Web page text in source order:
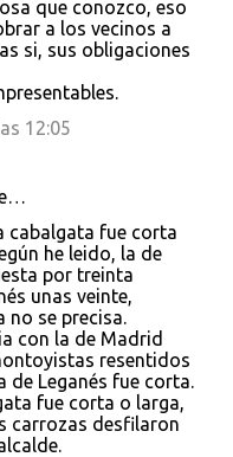
que conozco, eso
a los vecinos a
si, sus obligaciones
12:05
cabalgata fue corta
he leido, la de
por treinta
unas veinte,
no se precisa.
con la de Madrid
resentidos
de Leganés fue corta.
fue corta o larga,
carrozas desfilaron